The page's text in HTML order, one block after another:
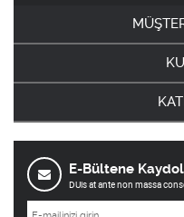
E-Bültene
DUis at ante non massa